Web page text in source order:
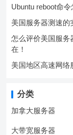
Ubuntu reboot命
美国服务器测速的
怎么评价美国服务
在！
美国地区高速网络
分类
加拿大服务器
大带宽服务器